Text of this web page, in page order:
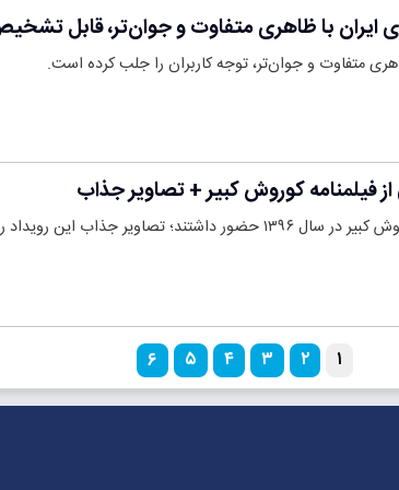
ایران با ظاهری متفاوت و جوان‌تر، قابل
متفاوت و جوان‌تر، توجه کاربران را جلب کرده است.
فیلمنامه کوروش کبیر + تصاویر جذاب
این رویداد را در ادامه بب…
۱ ۲ ۳ ۴ ۵ ۶